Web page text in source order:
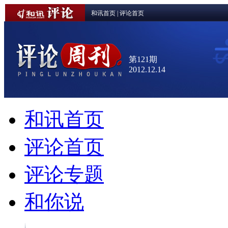
和讯首页 评论首页
第121期
2012.12.14
和讯首页
评论首页
评论专题
和你说